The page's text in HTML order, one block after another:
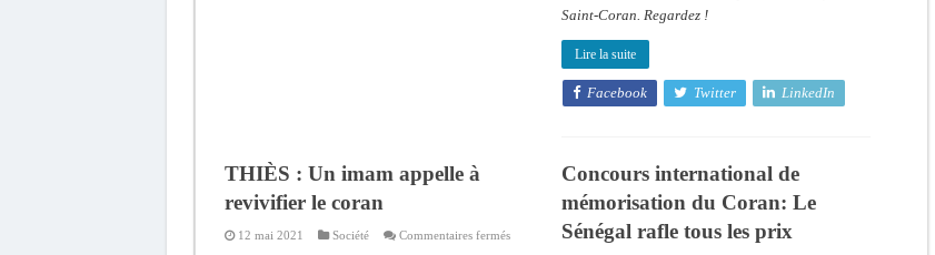
Mahi
(Vidéo)
Saint-Coran. Regardez !
Lire la suite
Facebook Twitter LinkedIn
THIÈS : Un imam appelle à
revivifier le coran
12 mai 2021 Société Commentaires ferméssur
Concours international de
mémorisation du Coran: Le
Sénégal rafle tous les prix